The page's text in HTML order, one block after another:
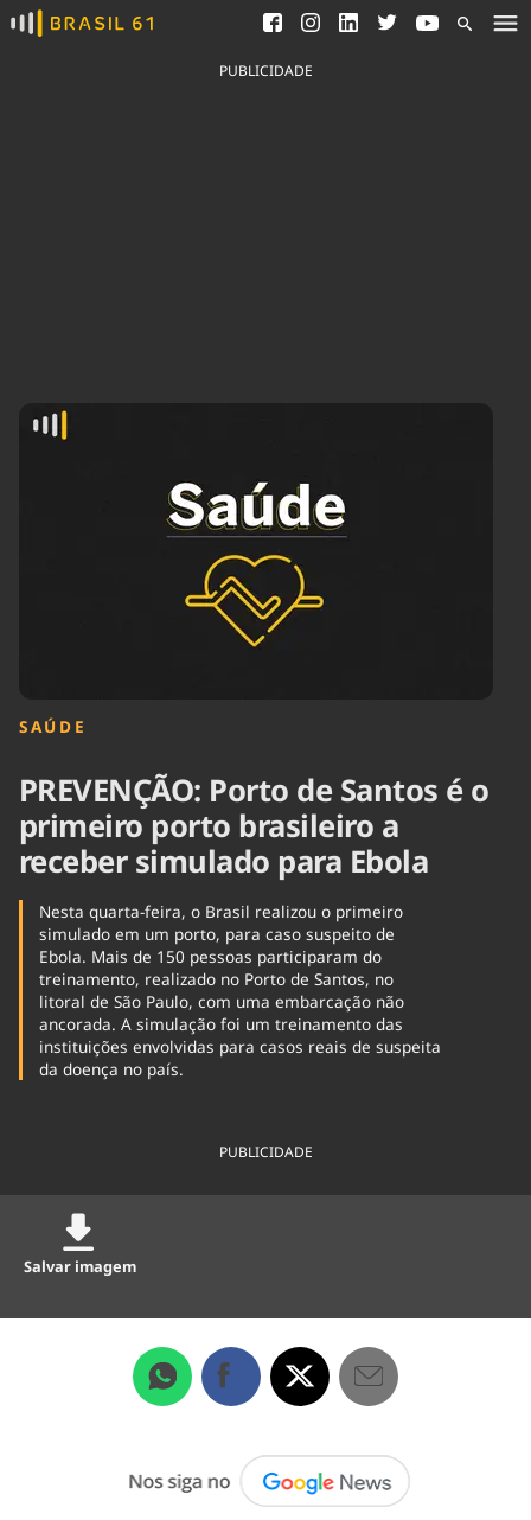
Ver todas as notícias
Saneamento
Indicadores
Agronegócios
Economia
Educação
Infraestrutura
Internacional
Política
Saúde
Tempo
PUBLICIDADE
SAÚDE
PREVENÇÃO: Porto de Santos é o
primeiro porto brasileiro a
receber simulado para Ebola
Nesta quarta-feira, o Brasil realizou o primeiro
simulado em um porto, para caso suspeito de
Ebola. Mais de 150 pessoas participaram do
treinamento, realizado no Porto de Santos, no
litoral de São Paulo, com uma embarcação não
ancorada. A simulação foi um treinamento das
instituições envolvidas para casos reais de suspeita
da doença no país.
PUBLICIDADE
Salvar imagem